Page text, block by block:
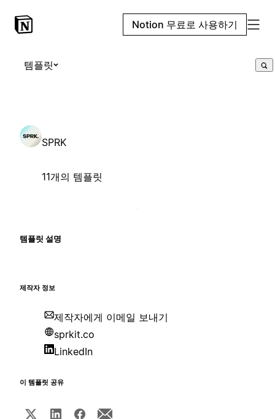
Notion 무료로 사용하기
템플릿
SPRK
11개의 템플릿
템플릿 설명
제작자 정보
제작자에게 이메일 보내기
sprkit.co
LinkedIn
이 템플릿 공유